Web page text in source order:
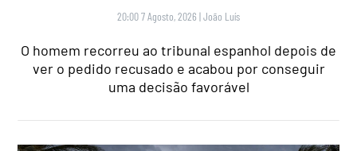
20:00 7 Agosto, 2026 |João Luís
O homem recorreu ao tribunal espanhol depois de
ver o pedido recusado e acabou por conseguir
uma decisão favorável